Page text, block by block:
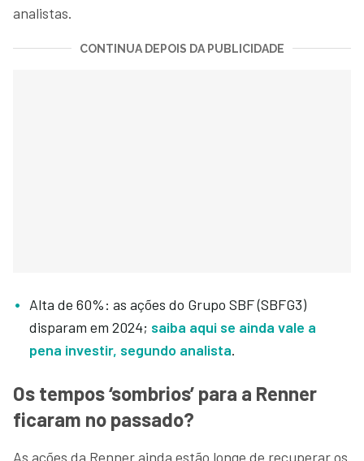
analistas.
CONTINUA DEPOIS DA PUBLICIDADE
Alta de 60%: as ações do Grupo SBF (SBFG3)
disparam em 2024; saiba aqui se ainda vale a
pena investir, segundo analista.
Os tempos ‘sombrios’ para a Renner
ficaram no passado?
As ações da Renner ainda estão longe de recuperar os